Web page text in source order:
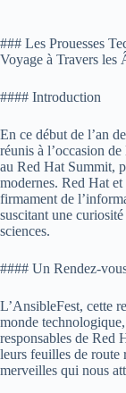
### Les Prouesses
Voyage à Travers les
#### Introduction
En ce début de l’an
réunis à l’occasion
au Red Hat Summit,
modernes. Red Hat
firmament de
suscitant une
sciences.
#### Un Rendez-
L’AnsibleFest, cette
monde
responsables de Red
leurs feuilles de route
merveilles qui nous